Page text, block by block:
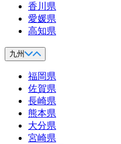
香川県
愛媛県
高知県
九州
福岡県
佐賀県
長崎県
熊本県
大分県
宮崎県